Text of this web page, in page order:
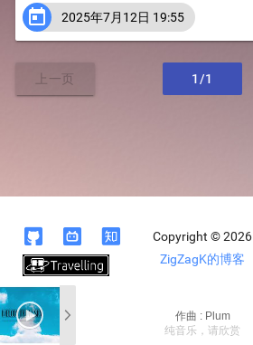
 2025年7月12日 19:55
上一页 1/1
作曲 : Plum
纯音乐，请欣赏
  
Copyright © 2026
ZigZagK的博客